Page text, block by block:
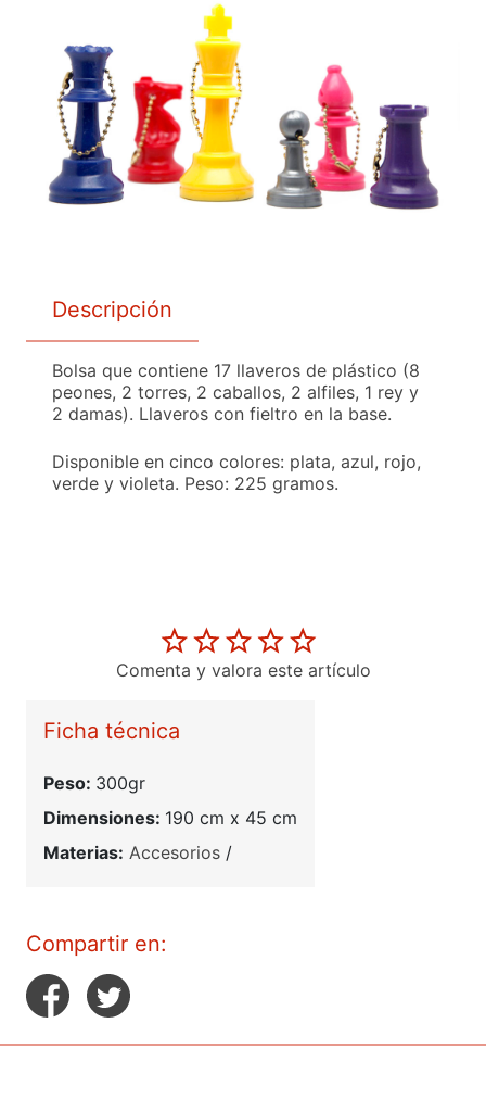
Comenta y valora este artículo
Ficha técnica
Peso: 300gr
Dimensiones: 190 cm x 45 cm
Materias: Accesorios /
Compartir en:
Descripción
Bolsa que contiene 17 llaveros de plástico (8
peones, 2 torres, 2 caballos, 2 alfiles, 1 rey y
2 damas). Llaveros con fieltro en la base.
Disponible en cinco colores: plata, azul, rojo,
verde y violeta. Peso: 225 gramos.